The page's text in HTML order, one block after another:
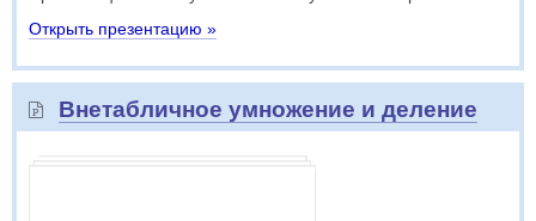
Открыть презентацию »
Внетабличное умножение и деление